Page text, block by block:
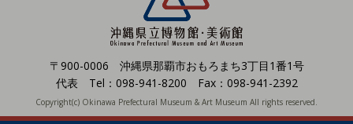
〒900-0006 沖縄県那覇市おもろまち3丁目1番1号
代表 Tel：098-941-8200 Fax：098-941-2392
Copyright(c) Okinawa Prefectural Museum & Art Museum All rights reserved.